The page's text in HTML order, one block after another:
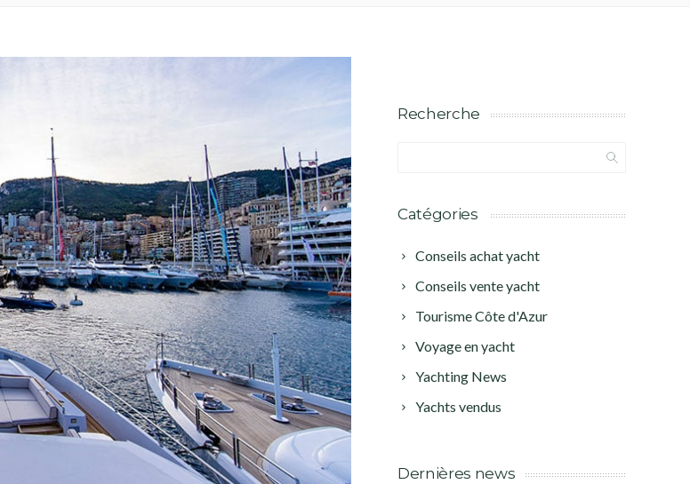
Recherche
Catégories
Conseils achat yacht
Conseils vente yacht
Tourisme Côte d'Azur
Voyage en yacht
Yachting News
Yachts vendus
Dernières news